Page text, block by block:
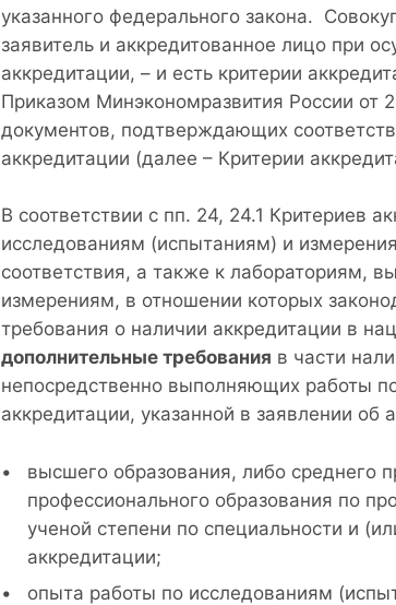
указанного федерального закона.
заявитель и аккредитованное лицо при
аккредитации, – и есть критерии
Приказом Минэкономразвития России от
документов, подтверждающих
аккредитации (далее – Критерии
В соответствии с пп. 24, 24.1 Критериев
исследованиям (испытаниям) и
соответствия, а также к лабораториям,
измерениям, в отношении которых
требования о наличии аккредитации в
дополнительные требования в части
непосредственно выполняющих работы
аккредитации, указанной в заявлении об
высшего образования, либо среднего
профессионального образования по
ученой степени по специальности и
аккредитации;
опыта работы по исследованиям